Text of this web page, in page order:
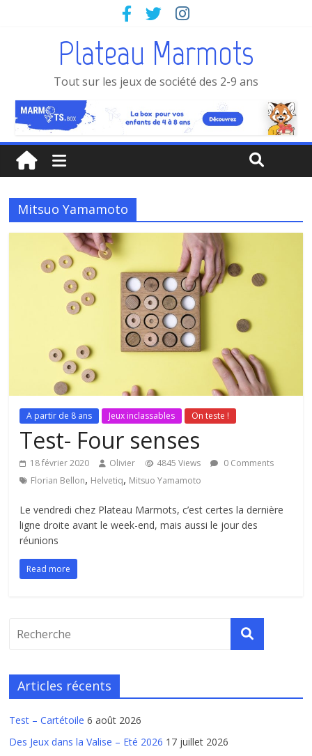
Plateau Marmots
Tout sur les jeux de société des 2-9 ans
Mitsuo Yamamoto
A partir de 8 ans Jeux inclassables On teste !
Test- Four senses
18 février 2020 Olivier 4845 Views
0 Comments
Florian Bellon, Helvetiq, Mitsuo Yamamoto
Le vendredi chez Plateau Marmots, c’est certes la dernière
ligne droite avant le week-end, mais aussi le jour des
réunions
Read more
Articles récents
Test – Cartétoile 6 août 2026
Des Jeux dans la Valise – Eté 2026 17 juillet 2026